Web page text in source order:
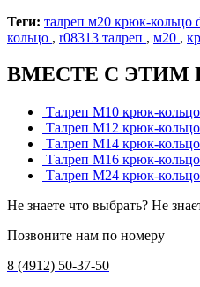
Теги: талреп м20 крюк-кольцо
кольцо , r08313 талреп , м20 ,
ВМЕСТЕ С
Талреп М10 крюк-
Талреп М12 крюк-
Талреп М14 крюк-
Талреп М16 крюк-
Талреп М24 крюк-
Не знаете что выбрать? Не
Позвоните нам по номеру
8 (4912) 50-37-50